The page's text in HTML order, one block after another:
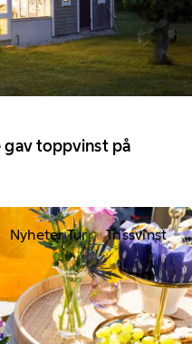
gav toppvinst på
Nyheter Tur Trissvinst